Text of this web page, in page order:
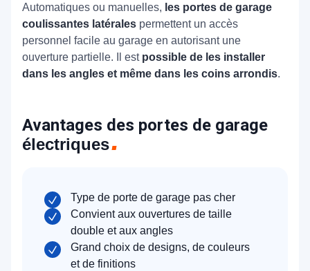
Automatiques ou manuelles, les portes de garage
coulissantes latérales permettent un accès
personnel facile au garage en autorisant une
ouverture partielle. Il est possible de les installer
dans les angles et même dans les coins arrondis.
Avantages des portes de garage
électriques
Type de porte de garage pas cher
Convient aux ouvertures de taille
double et aux angles
Grand choix de designs, de couleurs
et de finitions